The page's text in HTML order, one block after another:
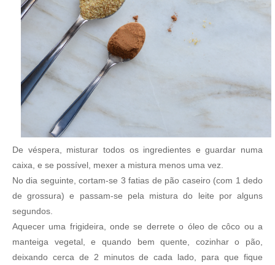
De véspera, misturar todos os ingredientes e guardar numa
caixa, e se possível, mexer a mistura menos uma vez.
No dia seguinte, cortam-se 3 fatias de pão caseiro (com 1 dedo
de grossura) e passam-se pela mistura do leite por alguns
segundos.
Aquecer uma frigideira, onde se derrete o óleo de côco ou a
manteiga vegetal, e quando bem quente, cozinhar o pão,
deixando cerca de 2 minutos de cada lado, para que fique